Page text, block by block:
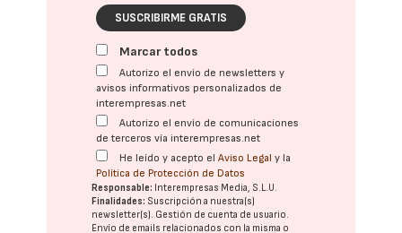
SUSCRIBIRME GRATIS
Marcar todos
Autorizo el envío de newsletters y
avisos informativos personalizados de
interempresas.net
Autorizo el envío de comunicaciones
de terceros vía interempresas.net
He leído y acepto elAviso Legal y la
Política de Protección de Datos
Responsable: Interempresas Media, S.L.U.
Finalidades: Suscripción a nuestra(s)
newsletter(s). Gestión de cuenta de usuario.
Envío de emails relacionados con la misma o